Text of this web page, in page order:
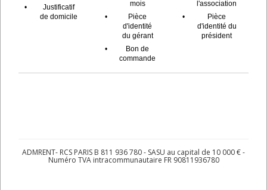
•
Justificatif
de domicile
mois
•
Pièce
d'identité
du gérant
•
Bon de
commande
l'association
•
Pièce
d'identité du
président
ADMRENT- RCS PARIS B 811 936 780 - SASU au capital de 10 000 € -
Numéro TVA intracommunautaire FR 90811936780